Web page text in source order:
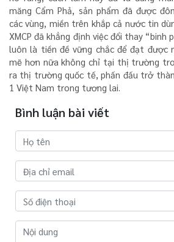
măng Cẩm Phả, sản phẩm đã được
các vùng, miền trên khắp cả nước tin
XMCP đã khẳng định việc đổi thay “binh
luôn là tiền đề vững chắc để đạt được
mẽ hơn nữa không chỉ tại thị trường
ra thị trường quốc tế, phấn đấu trở
1 Việt Nam trong tương lai.
Bình luận bài viết